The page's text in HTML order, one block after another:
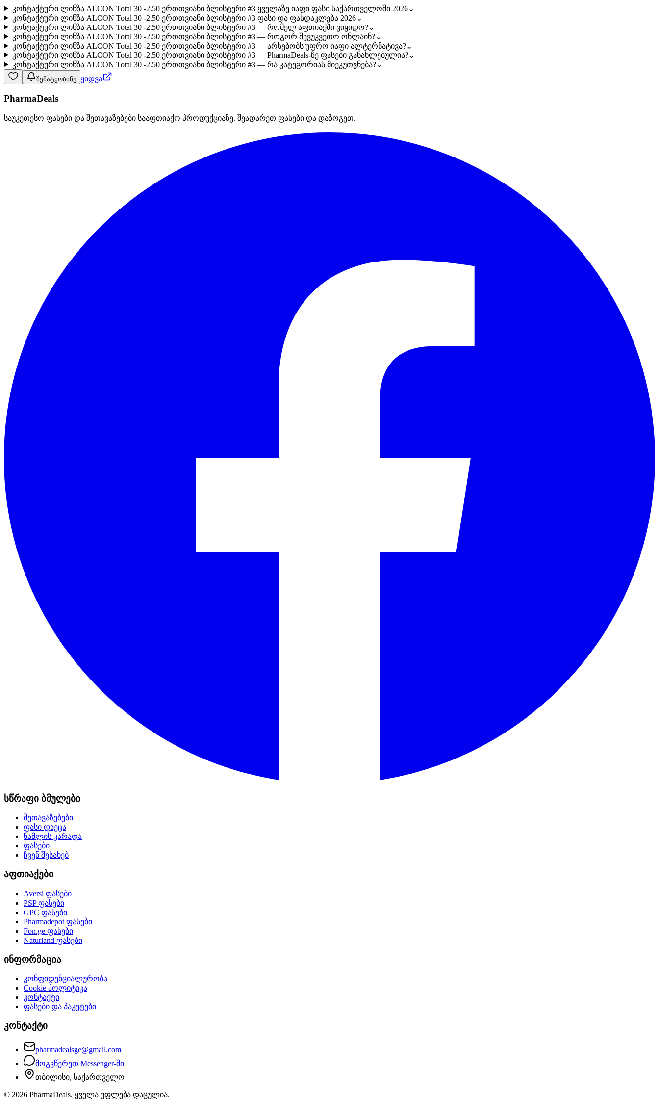
კონტაქტური ლინზა ALCON Total 30 -2.50 ერთთვიანი ბლისტერი #3 ყველაზე იაფი ფასი საქართველოში 2026⌄
კონტაქტური ლინზა ALCON Total 30 -2.50 ერთთვიანი ბლისტერი #3 ფასი და ფასდაკლება 2026⌄
კონტაქტური ლინზა ALCON Total 30 -2.50 ერთთვიანი ბლისტერი #3 — რომელ აფთიაქში ვიყიდო?⌄
კონტაქტური ლინზა ALCON Total 30 -2.50 ერთთვიანი ბლისტერი #3 — როგორ შევუკვეთო ონლაინ?⌄
კონტაქტური ლინზა ALCON Total 30 -2.50 ერთთვიანი ბლისტერი #3 — არსებობს უფრო იაფი ალტერნატივა?⌄
კონტაქტური ლინზა ALCON Total 30 -2.50 ერთთვიანი ბლისტერი #3 — PharmaDeals-ზე ფასები განახლებულია?⌄
კონტაქტური ლინზა ALCON Total 30 -2.50 ერთთვიანი ბლისტერი #3 — რა კატეგორიას მიეკუთვნება?⌄
შემატყობინე ყიდვა
PharmaDeals
საუკეთესო ფასები და შეთავაზებები სააფთიაქო პროდუქციაზე. შეადარეთ ფასები და დაზოგეთ.
სწრაფი ბმულები
შეთავაზებები
ფასი დაეცა
წამლის კარადა
ფასები
ჩვენ შესახებ
აფთიაქები
Aversi ფასები
PSPფასები
GPC ფასები
Pharmadepot ფასები
Fon.ge ფასები
Naturland ფასები
ინფორმაცია
კონფიდენციალურობა
Cookie პოლიტიკა
კონტაქტი
ფასები და პაკეტები
კონტაქტი
pharmadealsge@gmail.com
მოგვწერეთ Messenger-ში
თბილისი, საქართველო
© 2026 PharmaDeals. ყველა უფლება დაცულია.